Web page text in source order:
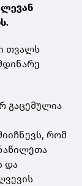
თვალს
გაცემულია
რომ
და